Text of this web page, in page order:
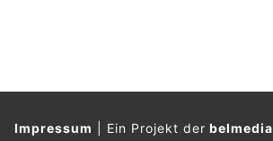
Impressum Ein Projekt derbelmedia